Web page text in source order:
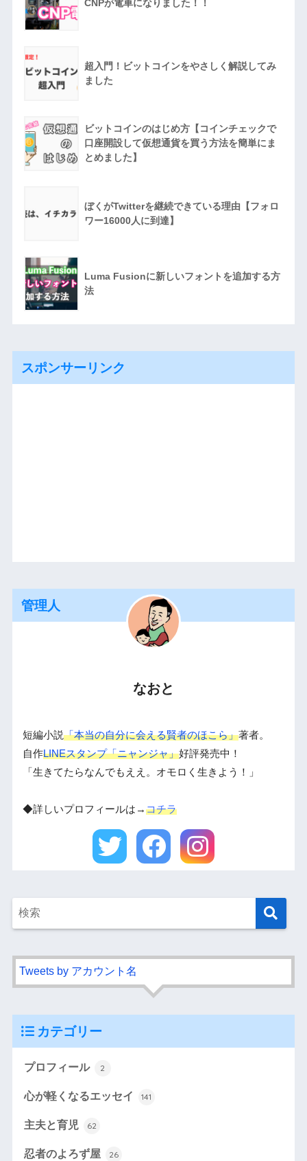
CNPが電車になりました！！
超入門！ビットコインをやさしく解説してみ
ました
ビットコインのはじめ方【コインチェックで
口座開設して仮想通貨を買う方法を簡単にま
とめました】
ぼくがTwitterを継続できている理由【フォロ
ワー16000人に到達】
Luma Fusionに新しいフォントを追加する方
法
スポンサーリンク
管理人
なおと
短編小説「本当の自分に会える賢者のほこら」著者。
自作LINEスタンプ「ニャンジャ」好評発売中！
「生きてたらなんでもええ。オモロく生きよう！」
◆詳しいプロフィールは→コチラ
Tweets by アカウント名
カテゴリー
プロフィール 2
心が軽くなるエッセイ 141
主夫と育児 62
忍者のよろず屋 26